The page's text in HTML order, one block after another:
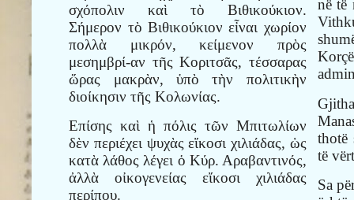
σχόπολιν καὶ τὸ Βιθικούκιον.
Σήμερον τὸ Βιθικούκιον εἶναι χωρίον
πολλὰ μικρόν, κείμενον πρὸς
μεσημβρί-αν τῆς Κοριτσᾶς, τέσσαρας
ὥρας μακρὰν, ὑπὸ τὴν πολιτικὴν
διοίκησιν τῆς Κολωνίας.
Επίσης καὶ ἡ πόλις τῶν Μπιτωλίων
δὲν περιέχει ψυχὰς εἴκοσι χιλιάδας, ὡς
κατὰ λάθος λέγει ὁ Κύρ. Αραβαντινός,
ἀλλὰ οἰκογενείας εἴκοσι χιλιάδας
περίπου.
në të
thotë
të
Sa